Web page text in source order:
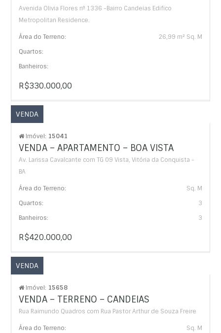
Avenida Olivia Flores nº 1336 -Bairro Candeias Edifico
Metropolitan Residence.
Área do Terreno:
26,99 m² Sq. M
Quartos:
Banheiros:
R$330.000,00
VENDA
Imóvel: 15041
VENDA – APARTAMENTO – BOA VISTA
Av. Larissa Cavalcante com TG 09 Vista, Vitória da Conquista -
BA
Área do Terreno:
Sq. M
Quartos:
3
Banheiros:
3
R$420.000,00
VENDA
Imóvel: 15658
VENDA – TERRENO – CANDEIAS
Rua Raimundo Quadros com Rua Pastor Arthur de Souza Freire
Área do Terreno:
Sq. M